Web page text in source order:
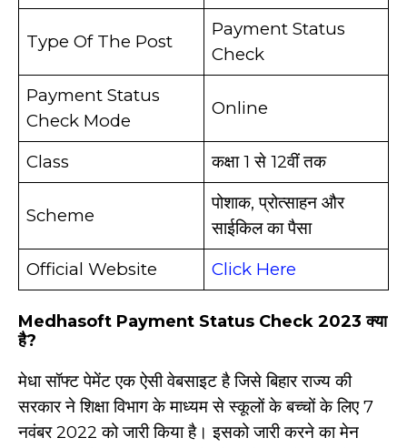
Type Of The Post
Payment Status
Check
Payment Status
Check Mode
Online
Class कक्षा 1 से 12वीं तक
Scheme
पोशाक, प्रोत्साहन और
साईकिल का पैसा
Official Website
Click Here
Medhasoft Payment Status Check 2023 क्या
है?
मेधा सॉफ्ट पेमेंट एक ऐसी वेबसाइट है जिसे बिहार राज्य की
सरकार ने शिक्षा विभाग के माध्यम से स्कूलों के बच्चों के लिए 7
नवंबर 2022 को जारी किया है। इसको जारी करने का मेन